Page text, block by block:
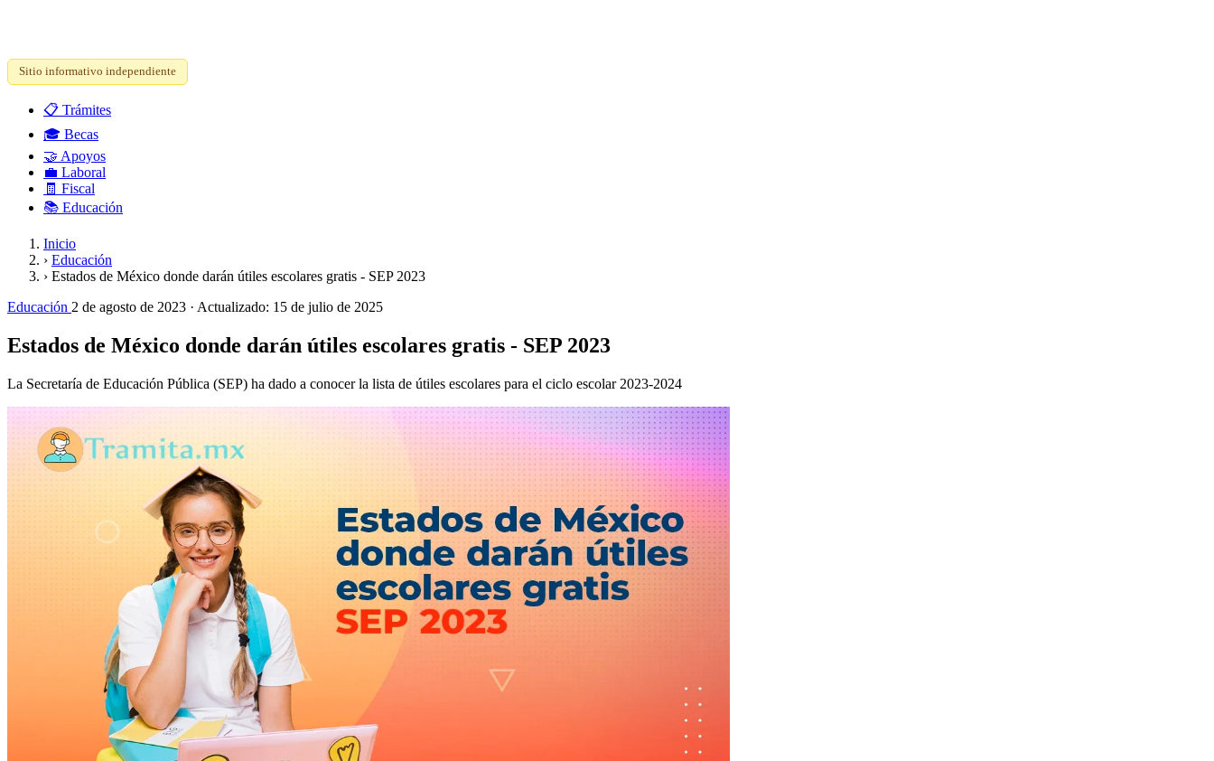
Sitio informativo independiente
📋 Trámites
🎓 Becas
🤝 Apoyos
💼 Laboral
🧾 Fiscal
📚 Educación
Inicio
› Educación
› Estados de México donde darán útiles escolares gratis - SEP 2023
Educación 2 de agosto de 2023 · Actualizado: 15 de julio de 2025
Estados de México donde darán útiles escolares gratis - SEP 2023
La Secretaría de Educación Pública (SEP) ha dado a conocer la lista de útiles escolares para el ciclo escolar 2023-2024